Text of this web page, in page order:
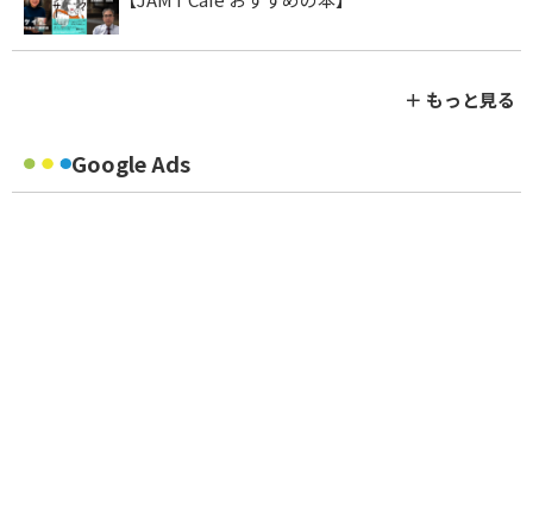
＋ もっと見る
Google Ads